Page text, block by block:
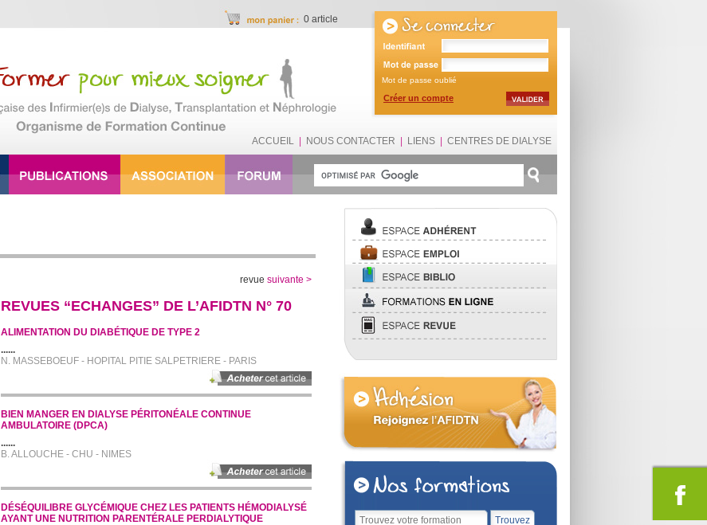
0 article
Mot de passe oublié
Créer un compte
ACCUEIL NOUS CONTACTER LIENS CENTRES DE DIALYSE
revue suivante >
REVUES “ECHANGES” DE L’AFIDTN N° 70
ALIMENTATION DU DIABÉTIQUE DE TYPE 2
......
N. MASSEBOEUF - HOPITAL PITIE SALPETRIERE - PARIS
BIEN MANGER EN DIALYSE PÉRITONÉALE CONTINUE
AMBULATOIRE (DPCA)
......
B. ALLOUCHE - CHU - NIMES
DÉSÉQUILIBRE GLYCÉMIQUE CHEZ LES PATIENTS HÉMODIALYSÉ
AYANT UNE NUTRITION PARENTÉRALE PERDIALYTIQUE